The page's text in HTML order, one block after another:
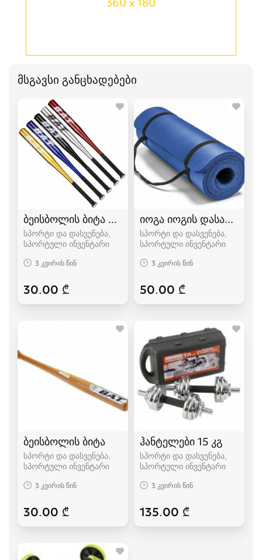
360 x 180
მსგავსი განცხადებები
ბეისბოლის ბიტა bita
სპორტი და დასვენება,
სპორტული ინვენტარი
3 კვირის წინ
30.00 ₾
იოგა იოგის დასაფენი
სპორტი და დასვენება,
სპორტული ინვენტარი
3 კვირის წინ
50.00 ₾
ბეისბოლის ბიტა
სპორტი და დასვენება,
სპორტული ინვენტარი
3 კვირის წინ
30.00 ₾
ჰანტელები 15 კგ
სპორტი და დასვენება,
სპორტული ინვენტარი
3 კვირის წინ
135.00 ₾